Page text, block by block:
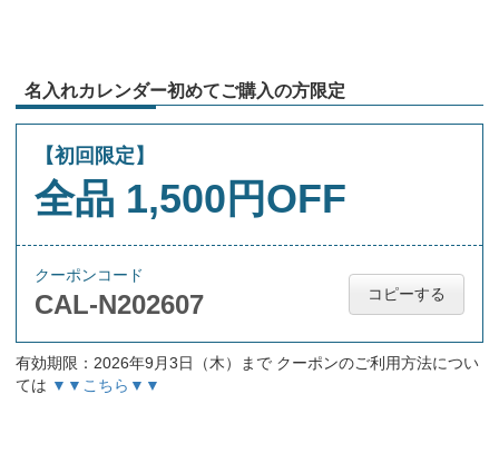
名入れカレンダー初めてご購入の方限定
【初回限定】
全品 1,500円OFF
クーポンコード
CAL-N202607 コピーする
有効期限：2026年9月3日（木）まで クーポンのご利用方法につい
ては ▼▼こちら▼▼